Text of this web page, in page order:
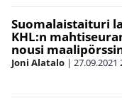
Suomalaistaituri
KHL:n
nousi
Joni Alatalo | 27.09.2021